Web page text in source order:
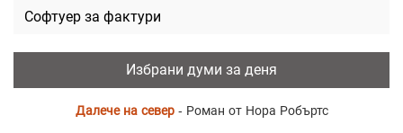
Софтуер за фактури
Избрани думи за деня
Далече на север- Роман от Нора Робъртс